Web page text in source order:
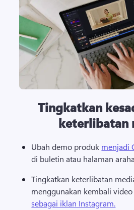
Tingkatkan
keterlibatan
Ubah demo produk menjadi
di buletin atau halaman
Tingkatkan keterlibatan
menggunakan kembali
sebagai iklan Instagram.